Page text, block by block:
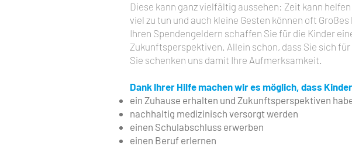
Diese kann ganz vielfältig aussehen: Zeit kann
viel zu tun und auch kleine Gesten können oft
Ihren Spendengeldern schaffen Sie für die Kinder
Zukunftsperspektiven. Allein schon, dass Sie sich
Sie schenken uns damit Ihre Aufmerksamkeit.
Dank Ihrer Hilfe machen wir es möglich, dass
ein Zuhause erhalten und Zukunftsperspektiven
nachhaltig medizinisch versorgt werden
einen Schulabschluss erwerben
einen Beruf erlernen